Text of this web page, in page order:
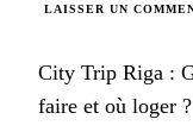
LAISSER UN
City Trip Riga :
faire et où loger ?